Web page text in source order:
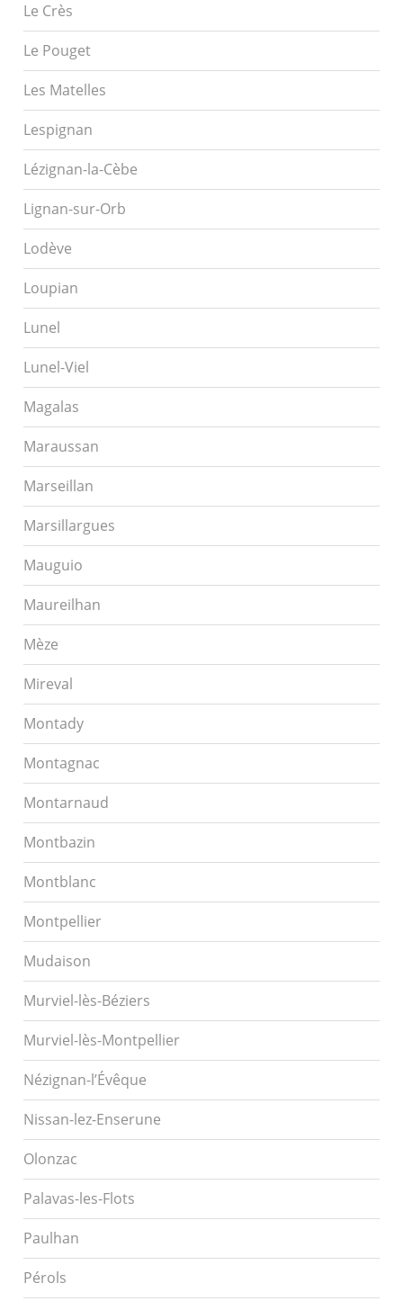
Le Crès
Le Pouget
Les Matelles
Lespignan
Lézignan-la-Cèbe
Lignan-sur-Orb
Lodève
Loupian
Lunel
Lunel-Viel
Magalas
Maraussan
Marseillan
Marsillargues
Mauguio
Maureilhan
Mèze
Mireval
Montady
Montagnac
Montarnaud
Montbazin
Montblanc
Montpellier
Mudaison
Murviel-lès-Béziers
Murviel-lès-Montpellier
Nézignan-l’Évêque
Nissan-lez-Enserune
Olonzac
Palavas-les-Flots
Paulhan
Pérols